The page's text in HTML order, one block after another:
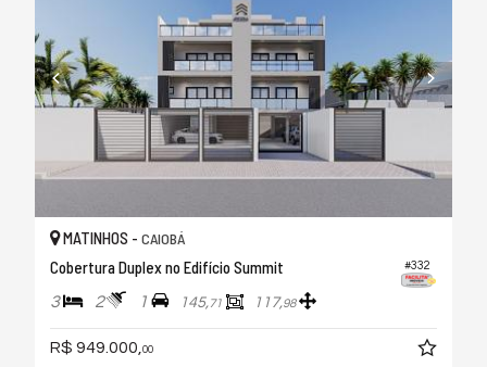
#332
MATINHOS - CAIOBÁ
Cobertura Duplex no Edifício Summit
3 2 1 145,71 117,98
R$ 949.000, 00